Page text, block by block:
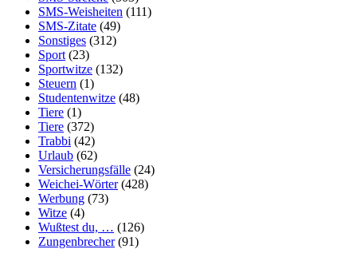
SMS-Weisheiten (111)
SMS-Zitate (49)
Sonstiges (312)
Sport(23)
Sportwitze (132)
Steuern (1)
Studentenwitze (48)
Tiere (1)
Tiere (372)
Trabbi (42)
Urlaub (62)
Versicherungsfälle (24)
Weichei-Wörter(428)
Werbung (73)
Witze (4)
Wußtest du, … (126)
Zungenbrecher(91)